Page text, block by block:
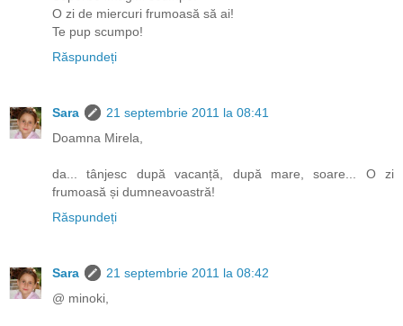
O zi de miercuri frumoasă să ai!
Te pup scumpo!
Răspundeți
Sara
21 septembrie 2011 la 08:41
Doamna Mirela,
da... tânjesc după vacanță, după mare, soare... O zi
frumoasă și dumneavoastră!
Răspundeți
Sara
21 septembrie 2011 la 08:42
@ minoki,